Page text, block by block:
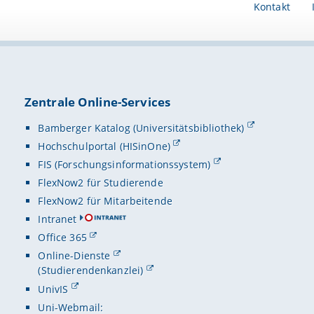
Schüler
nicht
Ebenso
und
wird die
Kontakt
Zentrale Online-Services
Bamberger Katalog (Universitätsbibliothek)
Hochschulportal (HISinOne)
FIS (Forschungsinformationssystem)
FlexNow2 für Studierende
FlexNow2 für Mitarbeitende
Intranet
Office 365
Online-Dienste
(Studierendenkanzlei)
UnivIS
Uni-Webmail: